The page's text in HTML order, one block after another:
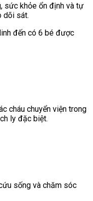
sức khỏe ổn định và tự
dõi sát.
đến có 6 bé được
cháu chuyển viện trong
ly đặc biệt.
sống và chăm sóc